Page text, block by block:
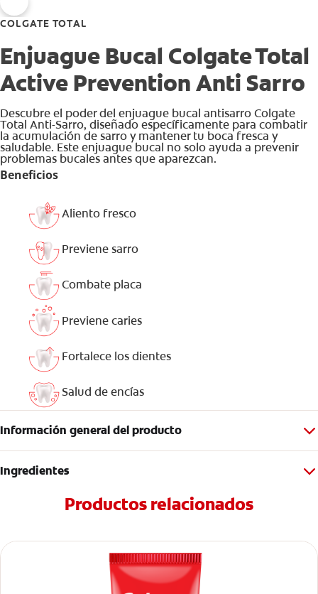
COLGATE TOTAL
Enjuague Bucal Colgate Total
Active Prevention Anti Sarro
Descubre el poder del enjuague bucal antisarro Colgate
Total Anti-Sarro, diseñado específicamente para combatir
la acumulación de sarro y mantener tu boca fresca y
saludable. Este enjuague bucal no solo ayuda a prevenir
problemas bucales antes que aparezcan.
Beneficios
Aliento fresco
Previene sarro
Combate placa
Previene caries
Fortalece los dientes
Salud de encías
Información general del producto
Ingredientes
Productos relacionados